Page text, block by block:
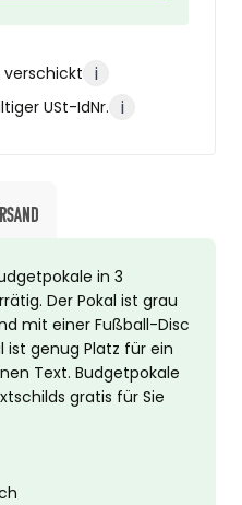
i
USt-IdNr. i
in 3
Der Pokal ist grau
mit einer Fußball-Disc
ist genug Platz für ein
Text. Budgetpokale
gratis für Sie